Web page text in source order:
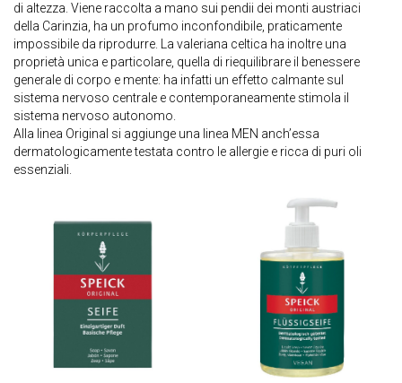
di altezza. Viene raccolta a mano sui pendii dei monti austriaci
della Carinzia, ha un profumo inconfondibile, praticamente
impossibile da riprodurre. La valeriana celtica ha inoltre una
proprietà unica e particolare, quella di riequilibrare il benessere
generale di corpo e mente: ha infatti un effetto calmante sul
sistema nervoso centrale e contemporaneamente stimola il
sistema nervoso autonomo.
Alla linea Original si aggiunge una linea MEN anch’essa
dermatologicamente testata contro le allergie e ricca di puri oli
essenziali.